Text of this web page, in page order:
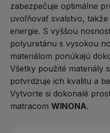
zabezpečuje optimálne
uvoľňovať svalstvo,
energie. S vyššou
polyuretánu s vysokou
materiálom ponúkajú
Všetky použité materiály
potvrdzuje ich kvalitu a
Vytvorte si dokonalé
matracom WINONA.